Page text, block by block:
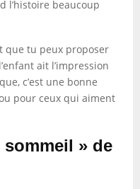
l’histoire beaucoup
que tu peux proposer
ait l’impression
c’est une bonne
pour ceux qui aiment
» de